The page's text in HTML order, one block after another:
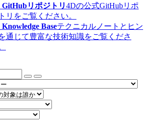
GitHubリポジトリ4Dの公式GitHubリポ
リをご覧ください。
Knowledge Baseテクニカルノートとヒン
通じて豊富な技術知識をご覧くださ